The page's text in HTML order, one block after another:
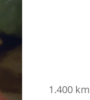
1.400